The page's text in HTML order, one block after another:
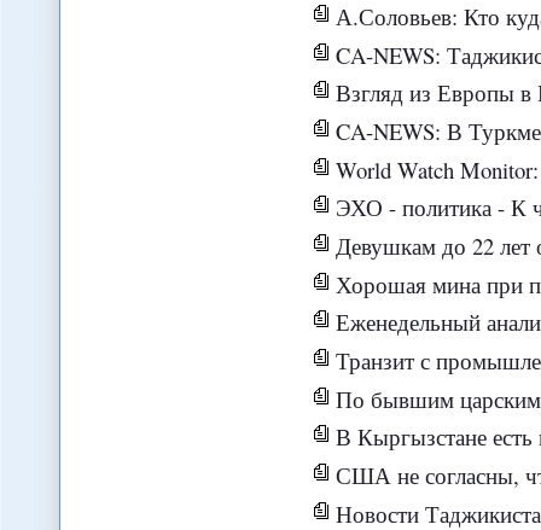
А.Соловьев: Кто
CA-NEWS: Таджикистан,
Взгляд из Европы в
CA-NEWS: В
World Watch Monitor: Ожидаемые изменения
ЭХО - политика - К
Девушкам до 22 лет
Хорошая мина при
Еженедельный
Транзит с
По бывшим царским
В Кыргызстане есть
США не согласны, что
Новости